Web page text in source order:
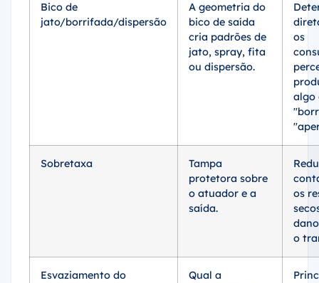
Bico de
jato/borrifada/dispersão
A geometria do
bico de saída
cria padrões de
jato, spray, fita
ou dispersão.
os
algo
Sobretaxa
Tampa
protetora sobre
o atuador e a
saída.
os
o
Esvaziamento do
Qual a